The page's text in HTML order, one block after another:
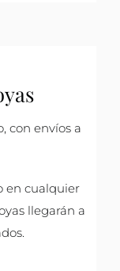
con envíos a
en cualquier
llegarán a